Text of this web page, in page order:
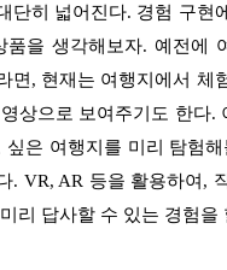
단히 넓어진다. 경험 구현
품을 생각해보자. 예전에
면, 현재는 여행지에서 체
상으로 보여주기도 한다.
싶은 여행지를 미리 탐험
. VR, AR 등을 활용하여,
리 답사할 수 있는 경험을